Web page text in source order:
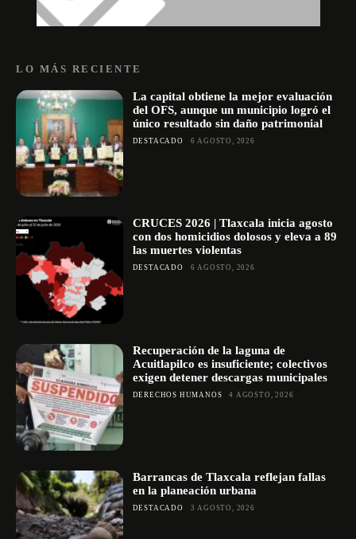
LO MÁS RECIENTE
La capital obtiene la mejor evaluación
del OFS, aunque un municipio logró el
único resultado sin daño patrimonial
DESTACADO 6 AGOSTO, 2026
CRUCES 2026 | Tlaxcala inicia agosto
con dos homicidios dolosos y eleva a 89
las muertes violentas
DESTACADO 6 AGOSTO, 2026
Recuperación de la laguna de
Acuitlapilco es insuficiente; colectivos
exigen detener descargas municipales
DERECHOS HUMANOS 4 AGOSTO, 2026
Barrancas de Tlaxcala reflejan fallas
en la planeación urbana
DESTACADO 3 AGOSTO, 2026